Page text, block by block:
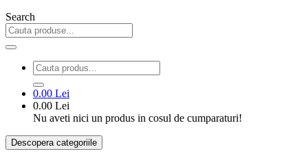
Search
0.00 Lei
0.00 Lei
Nu aveti nici un produs in cosul de cumparaturi!
Descopera categoriile